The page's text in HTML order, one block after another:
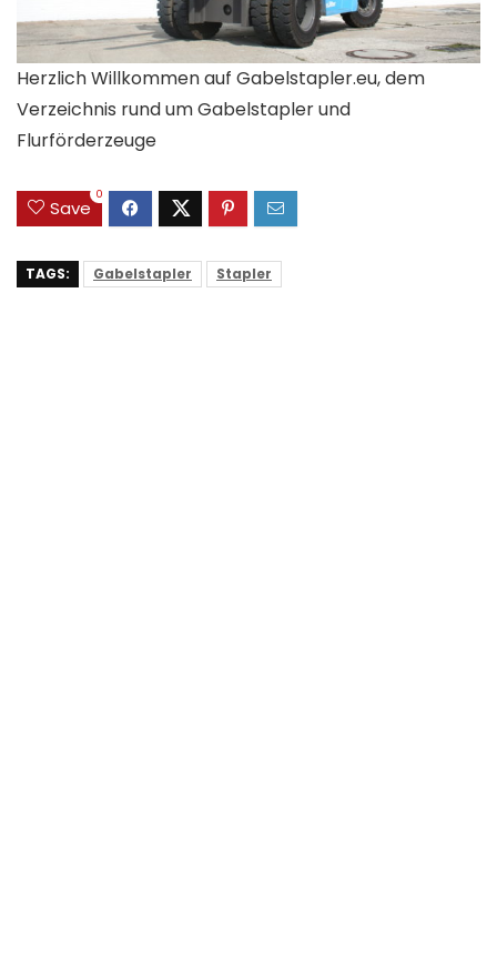
Herzlich Willkommen auf Gabelstapler.eu, dem
Verzeichnis rund um Gabelstapler und
Flurförderzeuge
Save
0
TAGS: Gabelstapler Stapler